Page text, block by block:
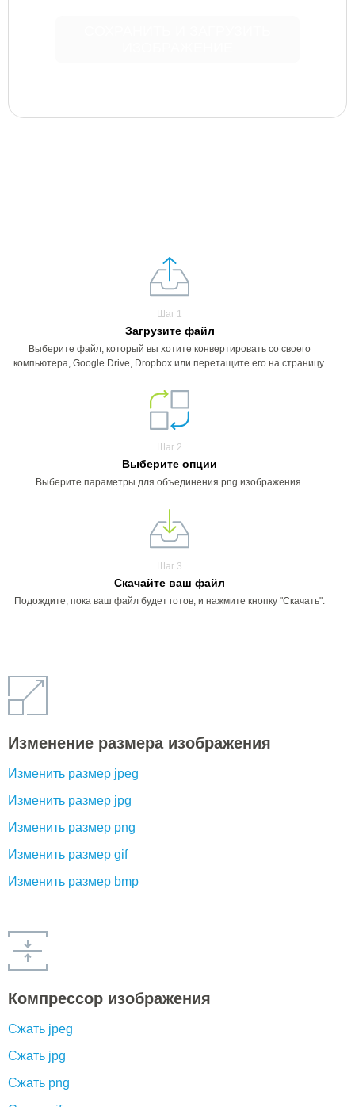
Шаг 1
Загрузите файл
Выберите файл, который вы хотите конвертировать со своего
компьютера, Google Drive, Dropbox или перетащите его на страницу.
Шаг 2
Выберите опции
Выберите параметры для объединения png изображения.
Шаг 3
Скачайте ваш файл
Подождите, пока ваш файл будет готов, и нажмите кнопку "Скачать".
Изменение размера изображения
Изменить размер jpeg
Изменить размер jpg
Изменить размер png
Изменить размер gif
Изменить размер bmp
Компрессор изображения
Сжать jpeg
Сжать jpg
Сжать png